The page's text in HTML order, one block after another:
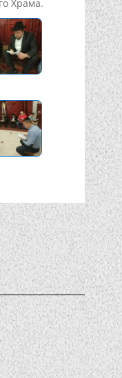
Храма.